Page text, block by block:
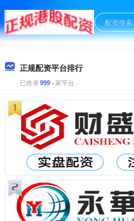
正规配资平台排行
已收录999+家平台